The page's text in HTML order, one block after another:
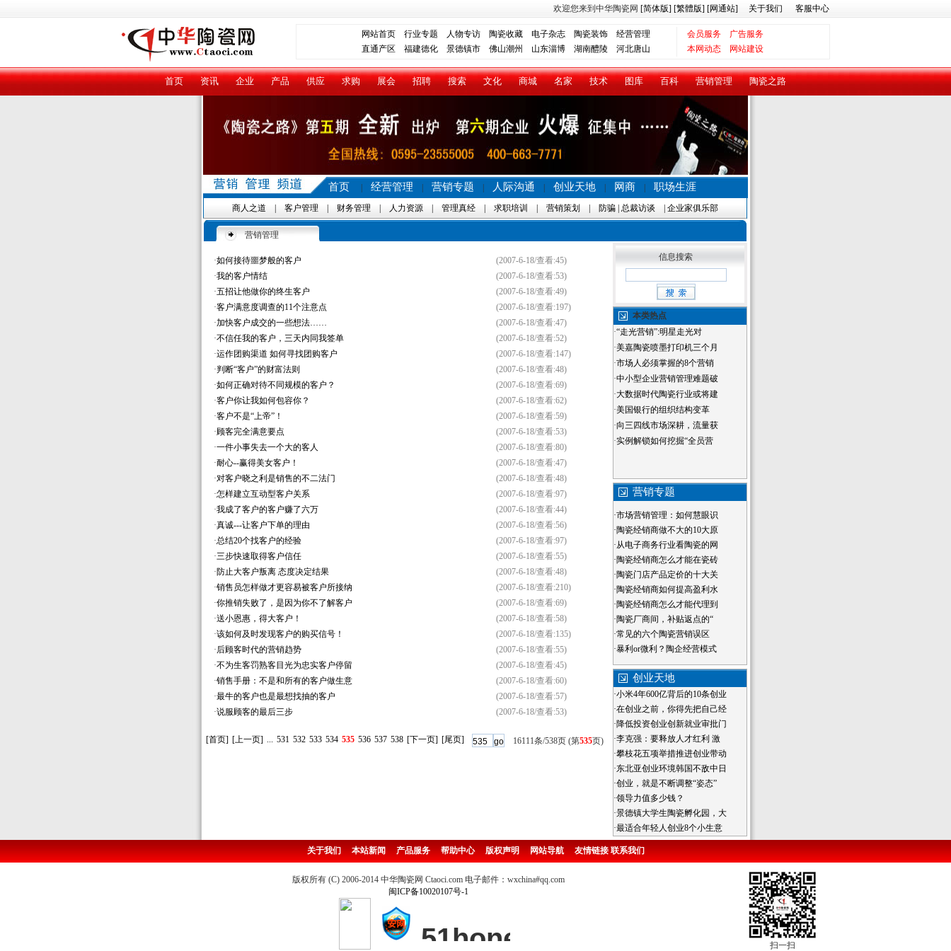
欢迎您来到中华陶瓷网 [简体版] [繁體版] [网通站] 关于我们 客服中心
网站首页 行业专题 人物专访 陶瓷收藏 电子杂志 陶瓷装饰 经营管理 会员服务
广告服务
直通产区 福建德化 景德镇市 佛山潮州 山东淄博 湖南醴陵 河北唐山 本网动态 网站建设
首页 资讯 企业 产品 供应 求购 展会 招聘 搜索 文化 商城 名家 技术 图库 百科 营销管理 陶瓷之路
首页 经营管理 营销专题 人际沟通 创业天地 网商 职场生涯
商人之道 客户管理 财务管理 人力资源 管理真经 求职培训 营销策划 防骗 总裁访谈 企业家俱乐部
营销管理
·如何接待噩梦般的客户
(2007-6-18/查看:45)
·我的客户情结
(2007-6-18/查看:53)
·五招让他做你的终生客户
(2007-6-18/查看:49)
·客户满意度调查的11个注意点
(2007-6-18/查看:197)
·加快客户成交的一些想法……
(2007-6-18/查看:47)
·不信任我的客户，三天内同我签单
(2007-6-18/查看:52)
·运作团购渠道 如何寻找团购客户
(2007-6-18/查看:147)
·判断“客户”的财富法则
(2007-6-18/查看:48)
·如何正确对待不同规模的客户？
(2007-6-18/查看:69)
·客户你让我如何包容你？
(2007-6-18/查看:62)
·客户不是“上帝”！
(2007-6-18/查看:59)
·顾客完全满意要点
(2007-6-18/查看:53)
·一件小事失去一个大的客人
(2007-6-18/查看:80)
·耐心--赢得美女客户！
(2007-6-18/查看:47)
·对客户晓之利是销售的不二法门
(2007-6-18/查看:48)
·怎样建立互动型客户关系
(2007-6-18/查看:97)
·我成了客户的客户赚了六万
(2007-6-18/查看:44)
·真诚---让客户下单的理由
(2007-6-18/查看:56)
·总结20个找客户的经验
(2007-6-18/查看:97)
·三步快速取得客户信任
(2007-6-18/查看:55)
·防止大客户叛离 态度决定结果
(2007-6-18/查看:48)
·销售员怎样做才更容易被客户所接纳
(2007-6-18/查看:210)
·你推销失败了，是因为你不了解客户
(2007-6-18/查看:69)
·送小恩惠，得大客户！
(2007-6-18/查看:58)
·该如何及时发现客户的购买信号！
(2007-6-18/查看:135)
·后顾客时代的营销趋势
(2007-6-18/查看:55)
·不为生客罚熟客目光为忠实客户停留
(2007-6-18/查看:45)
·销售手册：不是和所有的客户做生意
(2007-6-18/查看:60)
·最牛的客户也是最想找抽的客户
(2007-6-18/查看:57)
·说服顾客的最后三步 (2007-6-18/查看:53)
[首页] [上一页] ... 531 532 533 534 535 536 537 538 [下一页] [尾页] 16111条/538页 (第535页)
信息搜索
本类热点
·“走光营销”:明星走光对
·美嘉陶瓷喷墨打印机三个月
·市场人必须掌握的8个营销
·中小型企业营销管理难题破
·大数据时代陶瓷行业或将建
·美国银行的组织结构变革
·向三四线市场深耕，流量获
·实例解锁如何挖掘“全员营
营销专题
·市场营销管理：如何慧眼识
·陶瓷经销商做不大的10大原
·从电子商务行业看陶瓷的网
·陶瓷经销商怎么才能在瓷砖
·陶瓷门店产品定价的十大关
·陶瓷经销商如何提高盈利水
·陶瓷经销商怎么才能代理到
·陶瓷厂商间，补贴返点的“
·常见的六个陶瓷营销误区
·暴利or微利？陶企经营模式
创业天地
·小米4年600亿背后的10条创业
·在创业之前，你得先把自己经
·降低投资创业创新就业审批门
·李克强：要释放人才红利 激
·攀枝花五项举措推进创业带动
·东北亚创业环境韩国不敌中日
·创业，就是不断调整“姿态”
·领导力值多少钱？
·景德镇大学生陶瓷孵化园，大
·最适合年轻人创业8个小生意
关于我们 本站新闻 产品服务 帮助中心 版权声明 网站导航 友情链接 联系我们
版权所有 (C) 2006-2014 中华陶瓷网 Ctaoci.com 电子邮件：wxchina#qq.com
闽ICP备10020107号-1
扫一扫